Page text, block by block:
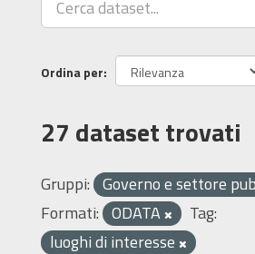
Ordina per
27 dataset trovati
Gruppi: Governo e settore
Formati: ODATA
Tag:
luoghi di interesse